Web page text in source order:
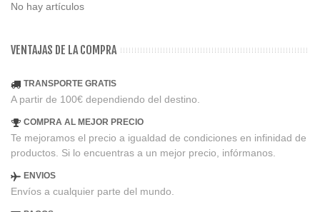
No hay artículos
VENTAJAS DE LA COMPRA
TRANSPORTE GRATIS
A partir de 100€ dependiendo del destino.
COMPRA AL MEJOR PRECIO
Te mejoramos el precio a igualdad de condiciones en infinidad de
productos. Si lo encuentras a un mejor precio, infórmanos.
ENVIOS
Envíos a cualquier parte del mundo.